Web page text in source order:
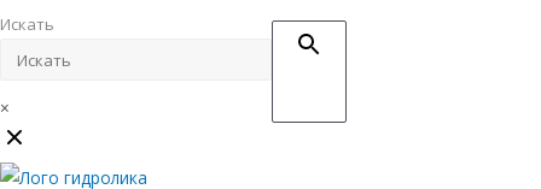
Искать
×